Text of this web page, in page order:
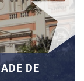
DE